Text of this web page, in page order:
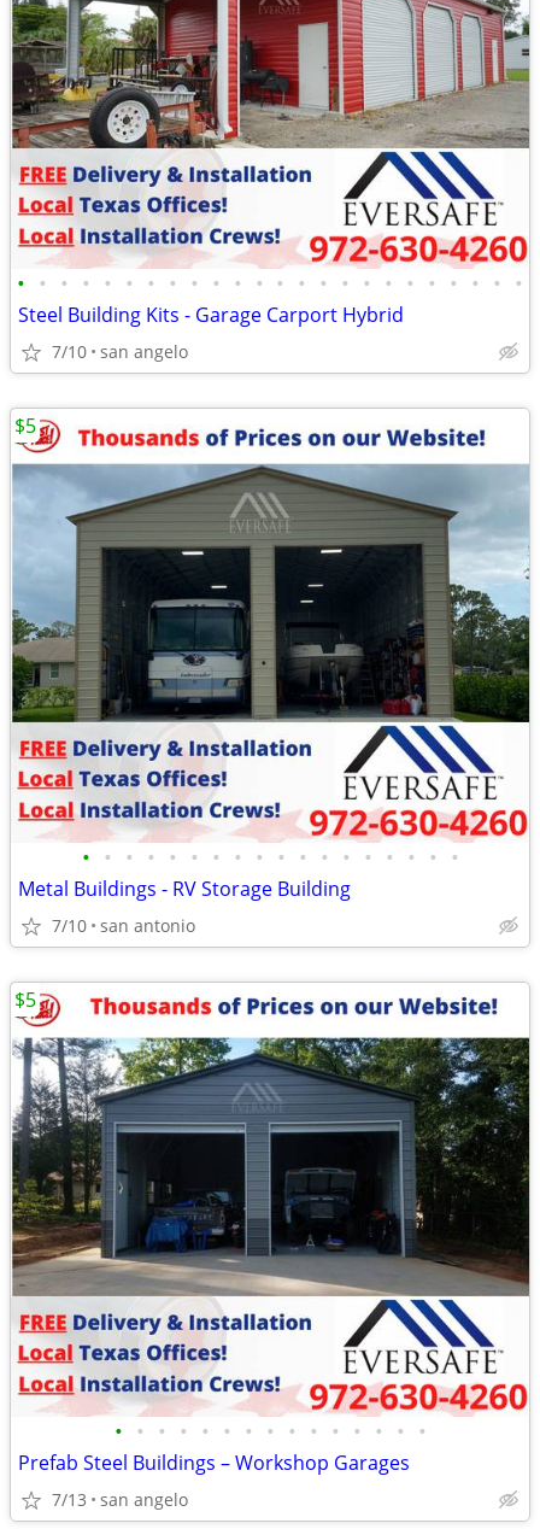
• • • • • • • • • • • • • • • • • • • • • • • •
Steel Building Kits - Garage Carport Hybrid
7/10 san angelo
• • • • • • • • • • • • • • • • • •
Metal Buildings - RV Storage Building
7/10 san antonio
$5
• • • • • • • • • • • • • • •
Prefab Steel Buildings – Workshop Garages
7/13 san angelo
$5